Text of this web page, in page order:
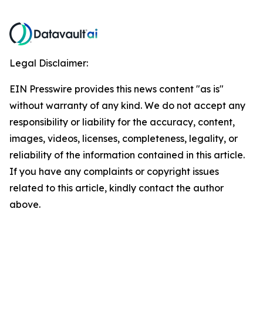
Legal Disclaimer:
EIN Presswire provides this news content "as is"
without warranty of any kind. We do not accept any
responsibility or liability for the accuracy, content,
images, videos, licenses, completeness, legality, or
reliability of the information contained in this article.
If you have any complaints or copyright issues
related to this article, kindly contact the author
above.